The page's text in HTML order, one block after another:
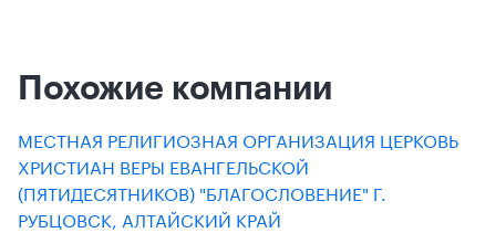
Похожие компании
МЕСТНАЯ РЕЛИГИОЗНАЯ ОРГАНИЗАЦИЯ ЦЕРКОВЬ
ХРИСТИАН ВЕРЫ ЕВАНГЕЛЬСКОЙ
(ПЯТИДЕСЯТНИКОВ) "БЛАГОСЛОВЕНИЕ" Г.
РУБЦОВСК, АЛТАЙСКИЙ КРАЙ